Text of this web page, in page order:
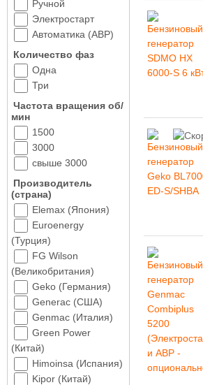
Ручной
Электростарт
Автоматика (АВР)
Количество фаз
Одна
Три
Частота вращения об/
мин
1500
3000
свыше 3000
Производитель
(страна)
Elemax (Япония)
Euroenergy
(Турция)
FG Wilson
(Великобритания)
Geko (Германия)
Generac (США)
Genmac (Италия)
Green Power
(Китай)
Himoinsa (Испания)
Kipor (Китай)